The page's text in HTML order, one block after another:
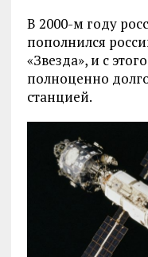
В 2000-м году
пополнился
«Звезда», и с
полноценно
станцией.